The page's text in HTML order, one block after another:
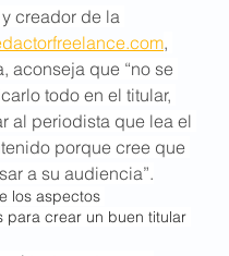
creador de la
,
aconseja que “no se
todo en el titular,
al periodista que lea el
porque cree que
a su audiencia”.
los aspectos
para crear un buen titular